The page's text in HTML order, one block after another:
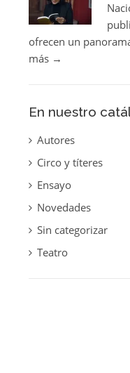
ofrecen un
más →
En nuestro
Autores
Circo y títeres
Ensayo
Novedades
Sin categorizar
Teatro